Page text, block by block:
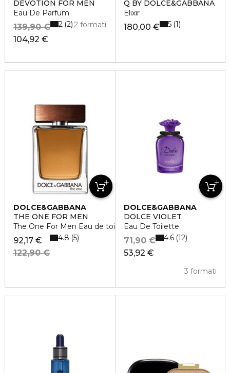
DEVOTION FOR MEN
Eau De Parfum
104,92 €
139,90 € 2 formati
2 2
Q BY DOLCE&GABBANA
Elixir
180,00 € 5 1
DOLCE&GABBANA
THE ONE FOR MEN
The One For Men Eau de toilette
92,17 €
122,90 €
4.8 5
DOLCE&GABBANA
DOLCE VIOLET
Eau De Toilette
53,92 €
71,90 €
3 formati
4.6 12